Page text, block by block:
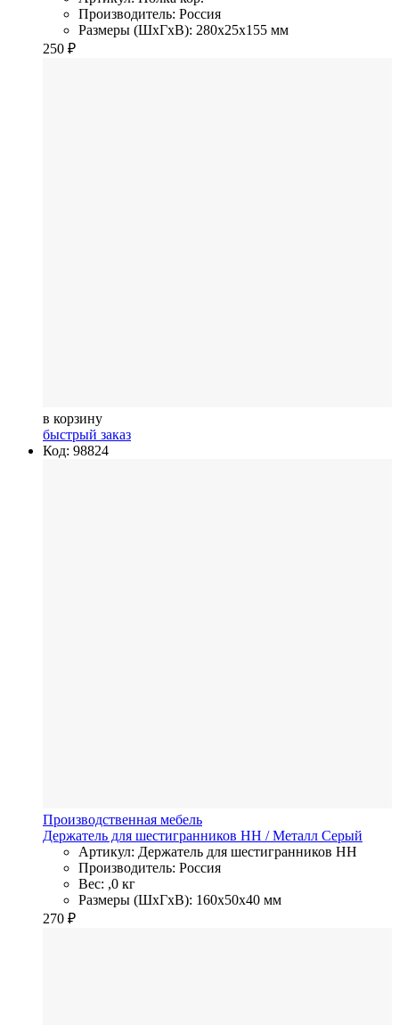
Производитель: Россия
Размеры (ШхГхВ): 280x25x155 мм
250 ₽
в корзину
быстрый заказ
Код: 98824
Производственная мебель
Держатель для шестигранников HH / Металл Серый
Артикул: Держатель для шестигранников HH
Производитель: Россия
Вес: ,0 кг
Размеры (ШхГхВ): 160x50x40 мм
270 ₽